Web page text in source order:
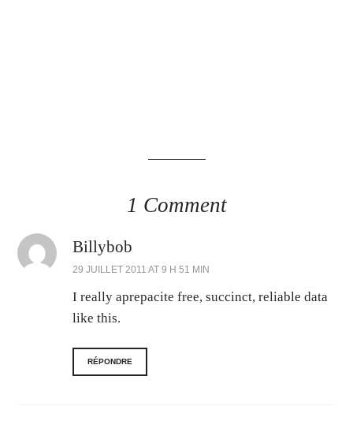
1 Comment
Billybob
29 JUILLET 2011 AT 9 H 51 MIN
I really aprepacite free, succinct, reliable data
like this.
RÉPONDRE